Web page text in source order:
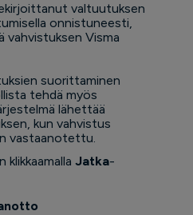
valtuutuksen
onnistuneesti,
vahvistuksen Visma
suorittaminen
tehdä myös
lähettää
kun vahvistus
vastaanotettu.
klikkaamalla Jatka-